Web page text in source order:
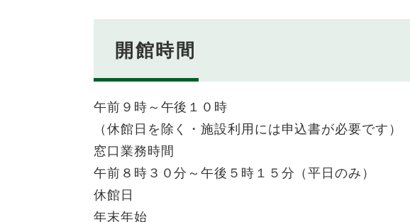
開館時間
午前９時～午後１０時
（休館日を除く・施設利用には申込書が必要です）
窓口業務時間
午前８時３０分～午後５時１５分（平日のみ）
休館日
年末年始